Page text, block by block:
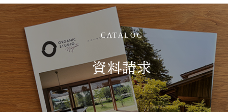
CATALOG
資料請求